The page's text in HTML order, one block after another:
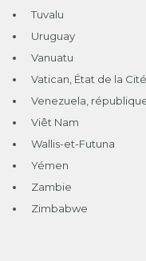
Tuvalu
Uruguay
Vanuatu
Vatican, État de la
Venezuela,
Viêt Nam
Wallis-et-Futuna
Yémen
Zambie
Zimbabwe